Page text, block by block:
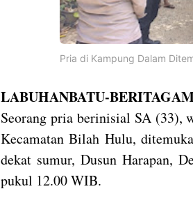
Pria di Kampung Dalam
LABUHANBATU-
Seorang pria berinisial SA (33),
Kecamatan Bilah Hulu,
dekat sumur, Dusun Harapan,
pukul 12.00 WIB.